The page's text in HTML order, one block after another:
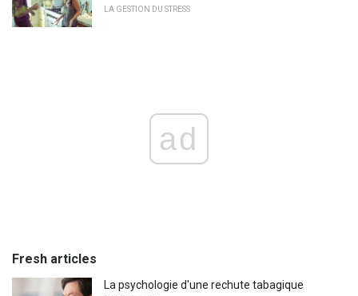
LA GESTION DU STRESS
ad
Fresh articles
La psychologie d'une rechute tabagique